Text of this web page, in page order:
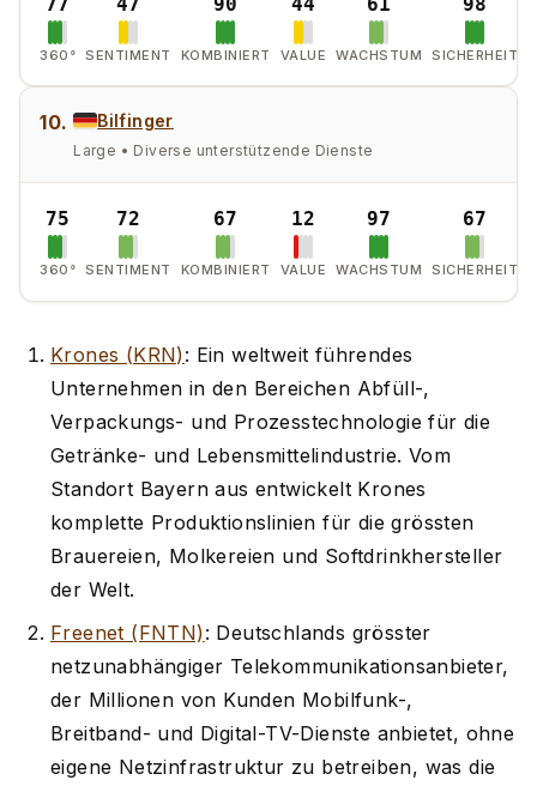
360° SENTIMENT KOMBINIERT VALUE WACHSTUM SICHERHEIT
10. Bilfinger
Large • Diverse unterstützende Dienste
75
360°
72
SENTIMENT
67
KOMBINIERT
12
VALUE
97
WACHSTUM
67
SICHERHEIT
Krones (KRN): Ein weltweit führendes
Unternehmen in den Bereichen Abfüll-,
Verpackungs- und Prozesstechnologie für die
Getränke- und Lebensmittelindustrie. Vom
Standort Bayern aus entwickelt Krones
komplette Produktionslinien für die grössten
Brauereien, Molkereien und Softdrinkhersteller
der Welt.
Freenet (FNTN): Deutschlands grösster
netzunabhängiger Telekommunikationsanbieter,
der Millionen von Kunden Mobilfunk-,
Breitband- und Digital-TV-Dienste anbietet, ohne
eigene Netzinfrastruktur zu betreiben, was die